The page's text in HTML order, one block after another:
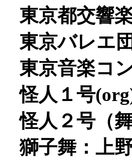
東京都交響
東京バレエ団
東京音楽コ
怪人１号
怪人２号（
獅子舞：上